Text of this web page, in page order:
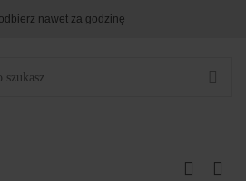
nawet za godzinę